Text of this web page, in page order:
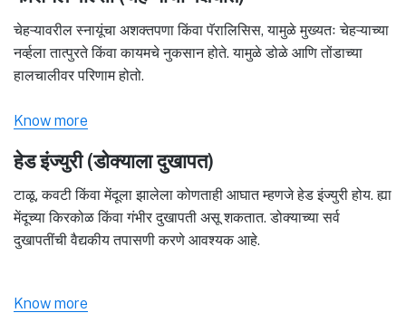
चेहऱ्यावरील स्नायूंचा अशक्तपणा किंवा पॅरालिसिस, यामुळे मुख्यतः चेहऱ्याच्या
नर्व्हला तात्पुरते किंवा कायमचे नुकसान होते. यामुळे डोळे आणि तोंडाच्या
हालचालीवर परिणाम होतो.
Know more
हेड इंज्युरी (डोक्याला दुखापत)
टाळू, कवटी किंवा मेंदूला झालेला कोणताही आघात म्हणजे हेड इंज्युरी होय. ह्या
मेंदूच्या किरकोळ किंवा गंभीर दुखापती असू शकतात. डोक्याच्या सर्व
दुखापतींची वैद्यकीय तपासणी करणे आवश्यक आहे.
Know more